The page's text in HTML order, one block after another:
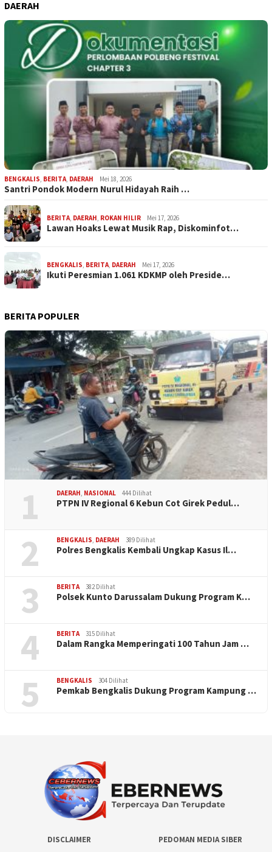
DAERAH
BENGKALIS, BERITA, DAERAH Mei 18, 2026
Santri Pondok Modern Nurul Hidayah Raih …
BERITA, DAERAH, ROKAN HILIR Mei 17, 2026
Lawan Hoaks Lewat Musik Rap, Diskominfot…
BENGKALIS, BERITA, DAERAH Mei 17, 2026
Ikuti Peresmian 1.061 KDKMP oleh Preside…
BERITA POPULER
1 DAERAH, NASIONAL 444 Dilihat
PTPN IV Regional 6 Kebun Cot Girek Pedul…
2 BENGKALIS, DAERAH 389 Dilihat
Polres Bengkalis Kembali Ungkap Kasus Il…
3 BERITA 382 Dilihat
Polsek Kunto Darussalam Dukung Program K…
4 BERITA 315 Dilihat
Dalam Rangka Memperingati 100 Tahun Jam …
5 BENGKALIS 304 Dilihat
Pemkab Bengkalis Dukung Program Kampung …
DISCLAIMER
PEDOMAN MEDIA SIBER